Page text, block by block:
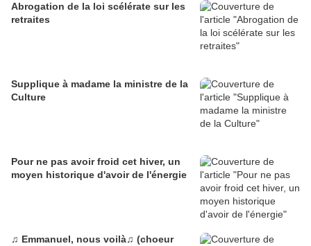
Abrogation de la loi scélérate sur les
retraites
Supplique à madame la ministre de la
Culture
Pour ne pas avoir froid cet hiver, un
moyen historique d'avoir de l'énergie
♫ Emmanuel, nous voilà♫ (choeur